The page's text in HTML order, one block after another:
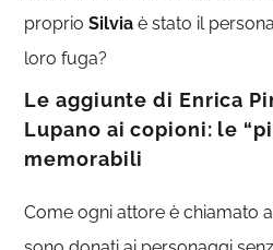
proprio Silvia è stato il
loro fuga?
Le aggiunte di Enrica
Lupano ai copioni: le
memorabili
Come ogni attore è chiamato